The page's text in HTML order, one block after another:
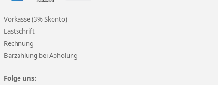
Vorkasse (3% Skonto)
Lastschrift
Rechnung
Barzahlung bei Abholung
Folge uns: